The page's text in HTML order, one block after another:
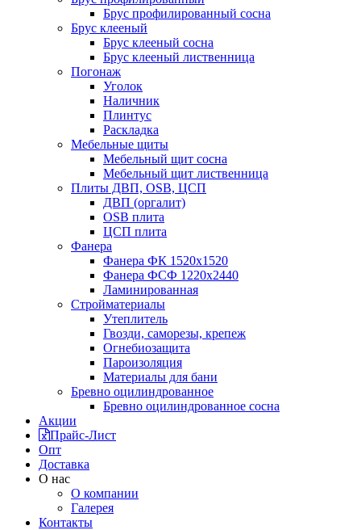
Брус профилированный сосна
Брус клееный
Брус клееный сосна
Брус клееный лиственница
Погонаж
Уголок
Наличник
Плинтус
Раскладка
Мебельные щиты
Мебельный щит сосна
Мебельный щит лиственница
Плиты ДВП, OSB, ЦСП
ДВП (оргалит)
OSB плита
ЦСП плита
Фанера
Фанера ФК 1520x1520
Фанера ФСФ 1220x2440
Ламинированная
Стройматериалы
Утеплитель
Гвозди, саморезы, крепеж
Огнебиозащита
Пароизоляция
Материалы для бани
Бревно оцилиндрованное
Бревно оцилиндрованное сосна
Акции
Прайс-Лист
Опт
Доставка
О нас
О компании
Галерея
Контакты